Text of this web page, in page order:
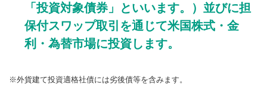
「投資対象債券」といいます。）並びに担
保付スワップ取引を通じて米国株式・金
利・為替市場に投資します。
外貨建て投資適格社債には劣後債等を含みます。